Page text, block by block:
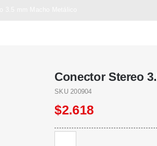
Conector Stereo
SKU200904
$2.618